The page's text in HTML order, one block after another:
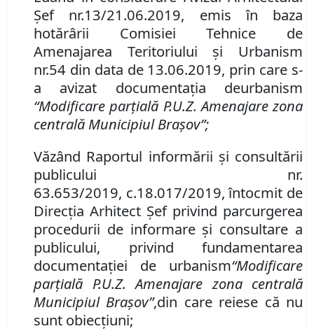
Şef nr.13/21.06.2019, emis în baza
hotărârii Comisiei Tehnice de
Amenajarea Teritoriului şi Urbanism
nr.54 din data de 13.06.2019, prin care s-
a avizat documentaţia deurbanism
“Modificare parţială P.U.Z. Amenajare zona
centrală Municipiul Braşov”;
Văzând Raportul informării şi consultării
publicului nr.
63.653/2019, c.18.017/2019,întocmit de
Direcţia Arhitect Şef privind parcurgerea
procedurii de informare şi consultare a
publicului, privind fundamentarea
documentaţiei de urbanism“Modificare
parţială P.U.Z. Amenajare zona centrală
Municipiul Braşov”,din care reiese că nu
sunt obiecţiuni;